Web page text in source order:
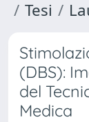
Tesi
(DBS):
del
Medica